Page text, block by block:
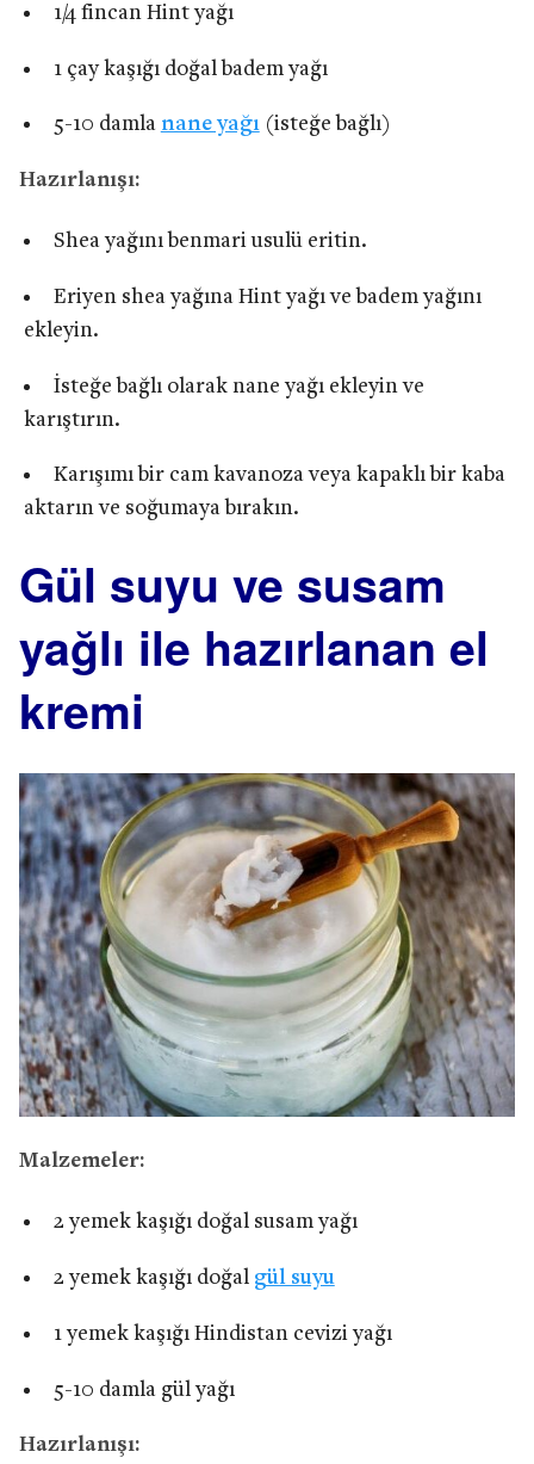
1/4 fincan Hint yağı
1 çay kaşığı doğal badem yağı
5-10 damla nane yağı(isteğe bağlı)
Hazırlanışı:
Shea yağını benmari usulü eritin.
Eriyen shea yağına Hint yağı ve badem yağını
ekleyin.
İsteğe bağlı olarak nane yağı ekleyin ve
karıştırın.
Karışımı bir cam kavanoza veya kapaklı bir kaba
aktarın ve soğumaya bırakın.
Gül suyu ve susam
yağlı ile hazırlanan el
kremi
Malzemeler:
2 yemek kaşığı doğal susam yağı
2 yemek kaşığı doğal gül suyu
1 yemek kaşığı Hindistan cevizi yağı
5-10 damla gül yağı
Hazırlanışı: